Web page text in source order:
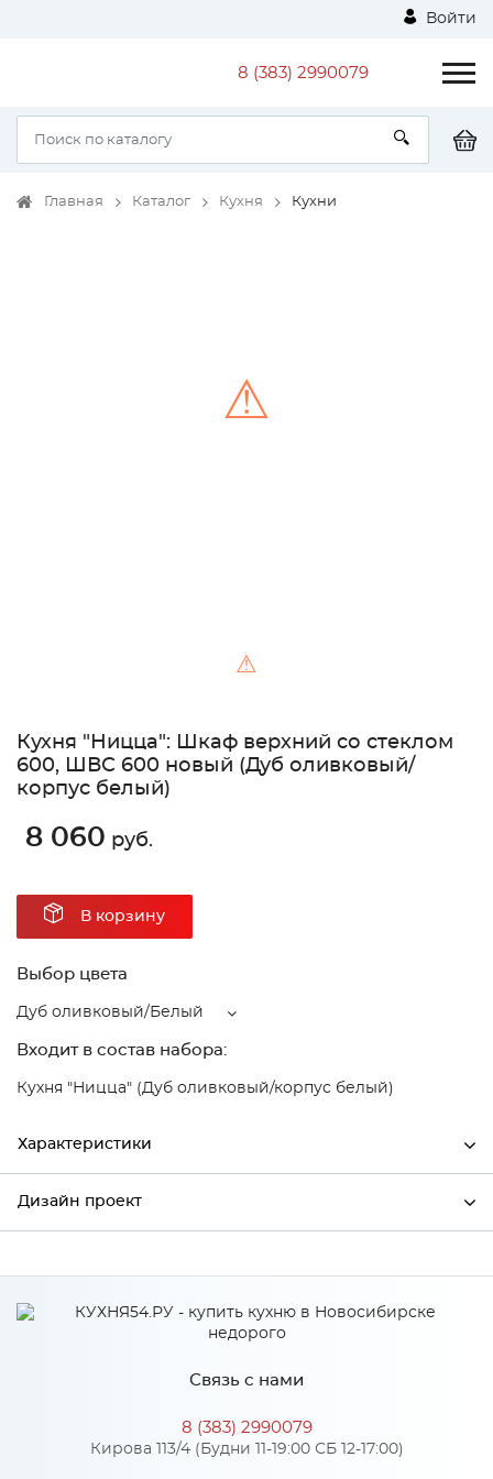
Войти
8 (383) 2990079
Главная Каталог Кухня Кухни
⚠
⚠
Кухня "Ницца": Шкаф верхний со стеклом
600, ШВС 600 новый (Дуб оливковый/
корпус белый)
8 060 руб.
В корзину
Выбор цвета
Дуб оливковый/Белый
Входит в состав набора:
Кухня "Ницца" (Дуб оливковый/корпус белый)
Характеристики
Ширина
Сурская мебель
Дуб оливковый/Белый
МДФ
Дизайн проект
*
Связь с нами
8 (383) 2990079
Кирова 113/4 (Будни 11-19:00 СБ 12-17:00)